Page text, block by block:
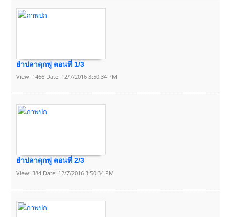
ยำปลาดุกฟู ตอนที่ 1/3
View: 1466 Date: 12/7/2016 3:50:34 PM
ยำปลาดุกฟู ตอนที่ 2/3
View: 384 Date: 12/7/2016 3:50:34 PM